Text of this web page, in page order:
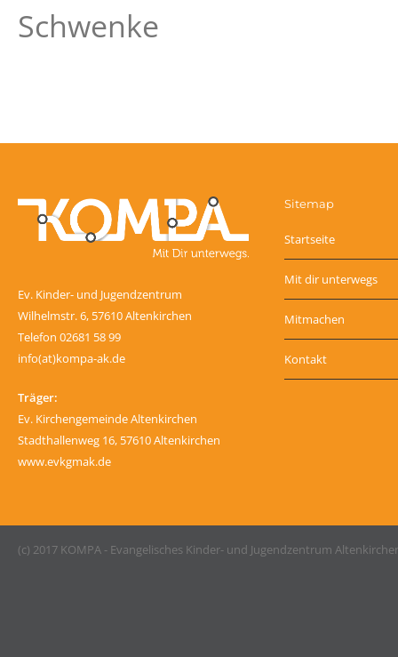
Schwenke
Ev. Kinder- und Jugendzentrum
Wilhelmstr. 6, 57610 Altenkirchen
Telefon 02681 58 99
info(at)kompa-ak.de
Träger:
Ev. Kirchengemeinde Altenkirchen
Stadthallenweg 16, 57610 Altenkirchen
www.evkgmak.de
Sitemap
Startseite
Mit dir unterwegs
Mitmachen
Kontakt
(c) 2017 KOMPA - Evangelisches Kinder- und Jugendzentrum